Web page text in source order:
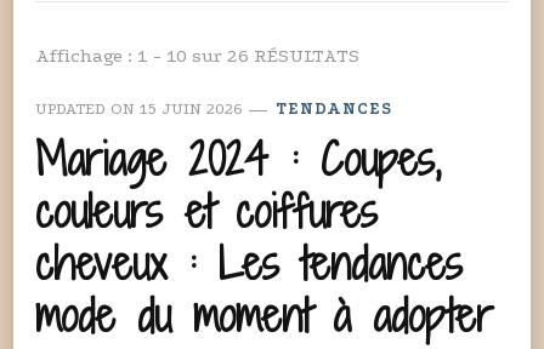
Affichage : 1 - 10 sur 26 RÉSULTATS
UPDATED ON 15 JUIN 2026 TENDANCES
Mariage 2024 : Coupes,
couleurs et coiffures
cheveux : Les tendances
mode du moment à adopter